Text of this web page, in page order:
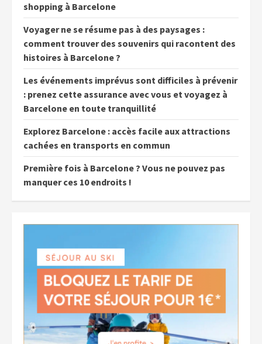
shopping à Barcelone
Voyager ne se résume pas à des paysages :
comment trouver des souvenirs qui racontent des
histoires à Barcelone ?
Les événements imprévus sont difficiles à prévenir
: prenez cette assurance avec vous et voyagez à
Barcelone en toute tranquillité
Explorez Barcelone : accès facile aux attractions
cachées en transports en commun
Première fois à Barcelone ? Vous ne pouvez pas
manquer ces 10 endroits !